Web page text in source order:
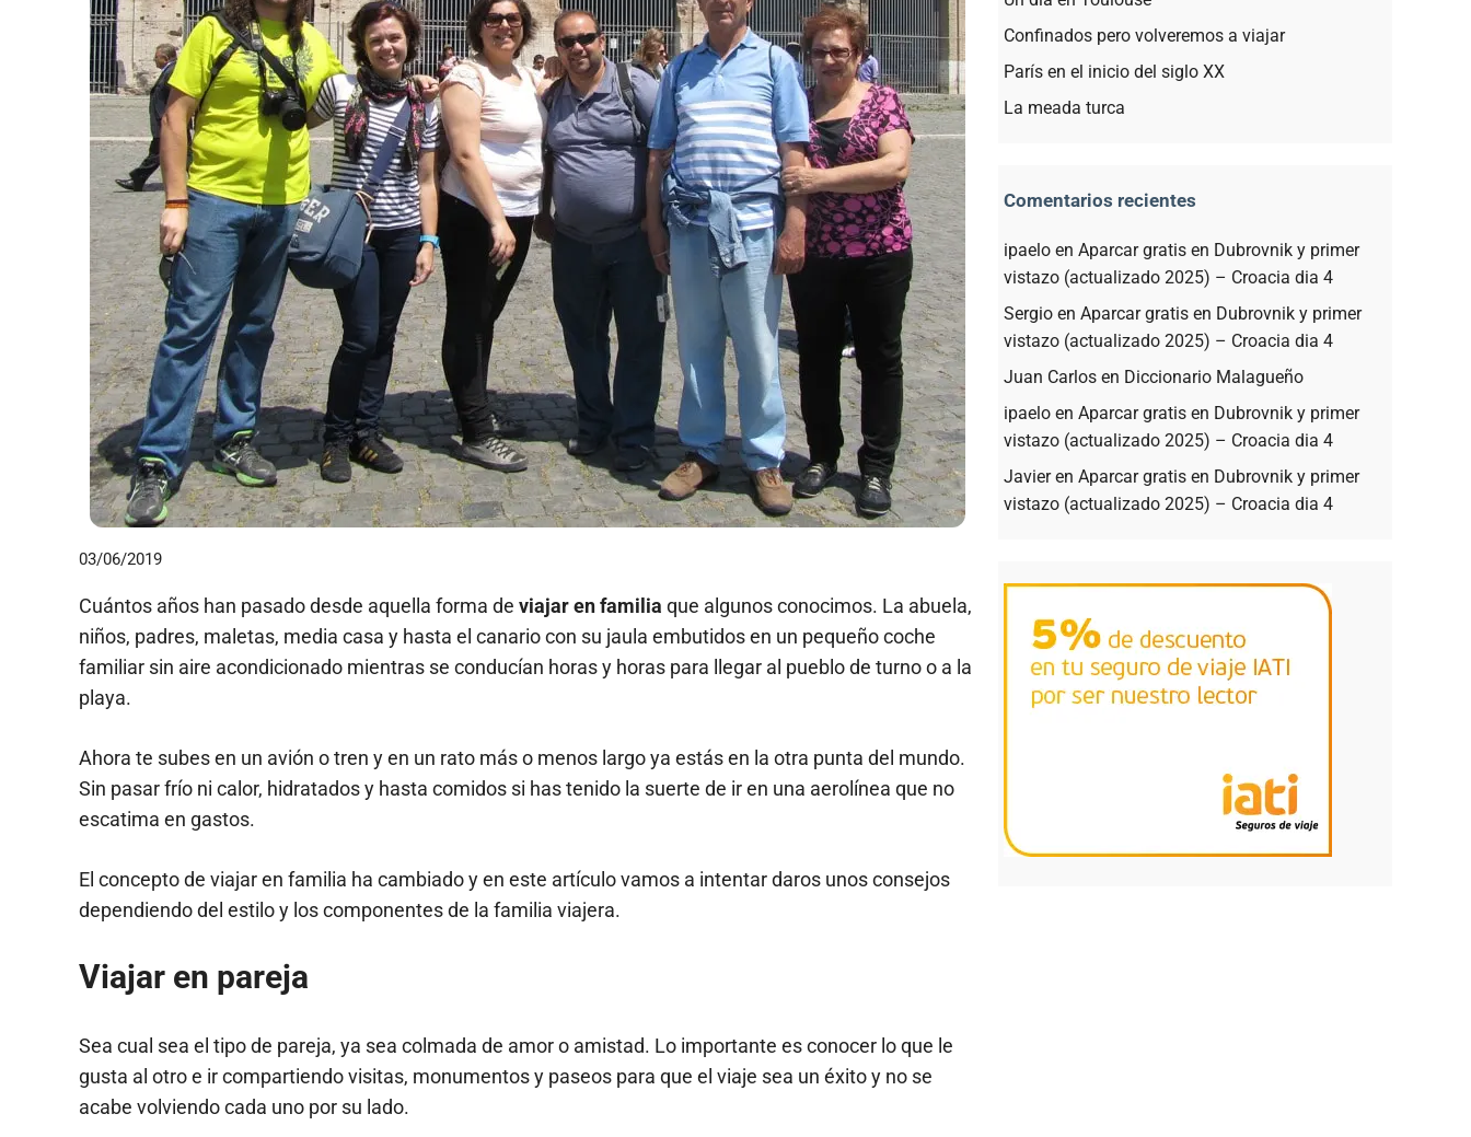
03/06/2019
Cuántos años han pasado desde aquella forma de viajar en familia que algunos conocimos. La abuela,
niños, padres, maletas, media casa y hasta el canario con su jaula embutidos en un pequeño coche
familiar sin aire acondicionado mientras se conducían horas y horas para llegar al pueblo de turno o a la
playa.
Ahora te subes en un avión o tren y en un rato más o menos largo ya estás en la otra punta del mundo.
Sin pasar frío ni calor, hidratados y hasta comidos si has tenido la suerte de ir en una aerolínea que no
escatima en gastos.
El concepto de viajar en familia ha cambiado y en este artículo vamos a intentar daros unos consejos
dependiendo del estilo y los componentes de la familia viajera.
Viajar en pareja
Sea cual sea el tipo de pareja, ya sea colmada de amor o amistad. Lo importante es conocer lo que le
gusta al otro e ir compartiendo visitas, monumentos y paseos para que el viaje sea un éxito y no se
acabe volviendo cada uno por su lado.
Confinados pero volveremos a viajar
París en el inicio del siglo XX
La meada turca
Comentarios recientes
ipaelo en Aparcar gratis en Dubrovnik y primer
vistazo (actualizado 2025) – Croacia dia 4
Sergio en Aparcar gratis en Dubrovnik y primer
vistazo (actualizado 2025) – Croacia dia 4
Juan Carlos en Diccionario Malagueño
ipaelo en Aparcar gratis en Dubrovnik y primer
vistazo (actualizado 2025) – Croacia dia 4
Javieren Aparcar gratis en Dubrovnik y primer
vistazo (actualizado 2025) – Croacia dia 4